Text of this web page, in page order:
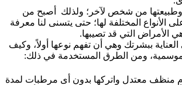
وطبيعتها من شخص لآخر؛ ولذلك أصبح من
الأنواع المختلفة لها؛ حتى يتسنى لنا معرفة
هي الأمراض التي قد تصيبها.
ببشرتك وهي أن تفهم نوعها أولاً، وكيف
ومن الطرق المستخدمة في ذلك:
منظف معتدل واتركها بدون أى مرطبات لمدة